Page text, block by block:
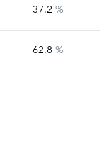
37.2 %
62.8 %